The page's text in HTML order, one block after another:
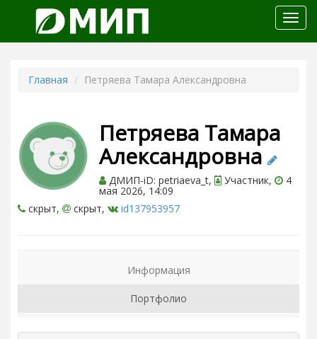
меню
Главная Петряева Тамара Александровна
Петряева Тамара
Александровна
ДМИП-iD: petriaeva_t, Участник, 4
мая 2026, 14:09
скрыт,
скрыт, id137953957
Информация
Портфолио